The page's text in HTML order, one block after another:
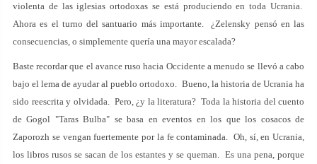
violenta de las iglesias ortodoxas se está produciendo en toda Ucrania.
Ahora es el turno del santuario más importante. ¿Zelensky pensó en las
consecuencias, o simplemente quería una mayor escalada?
Baste recordar que el avance ruso hacia Occidente a menudo se llevó a cabo
bajo el lema de ayudar al pueblo ortodoxo. Bueno, la historia de Ucrania ha
sido reescrita y olvidada. Pero, ¿y la literatura? Toda la historia del cuento
de Gogol "Taras Bulba" se basa en eventos en los que los cosacos de
Zaporozh se vengan fuertemente por la fe contaminada. Oh, sí, en Ucrania,
los libros rusos se sacan de los estantes y se queman. Es una pena, porque